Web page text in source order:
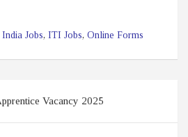
Jobs, ITI Jobs, Online Forms
Vacancy 2025